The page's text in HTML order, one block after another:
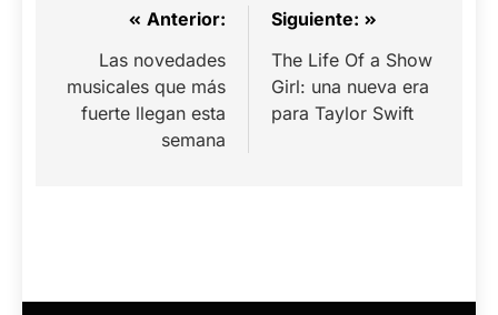
Navegación
entradas
Anterior:
Las novedades
musicales que más
fuerte llegan esta
semana
Siguiente:
The Life Of a Show
Girl: una nueva era
para Taylor Swift